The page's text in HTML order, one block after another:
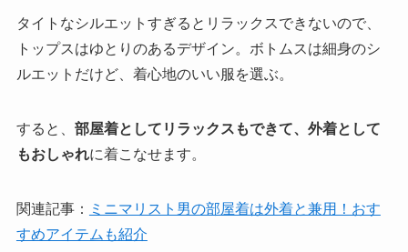
タイトなシルエットすぎるとリラックスできないので、
トップスはゆとりのあるデザイン。ボトムスは細身のシ
ルエットだけど、着心地のいい服を選ぶ。
すると、 部屋着としてリラックスもできて、外着として
もおしゃれに着こなせます。
関連記事：
ミニマリスト男の部屋着は外着と兼用！おす
すめアイテムも紹介